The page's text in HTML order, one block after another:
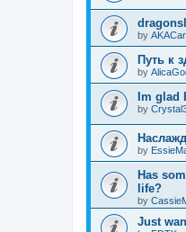
by
Путь к
by
Im glad
by
by
Has
life?
by
Just